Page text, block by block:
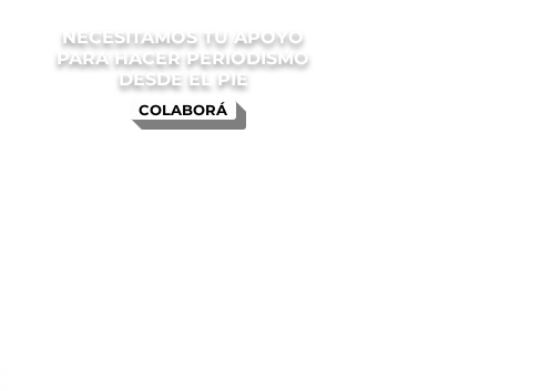
COLABORÁ
NECESITAMOS TU APOYO
PARA HACER PERIODISMO
DESDE EL PIE